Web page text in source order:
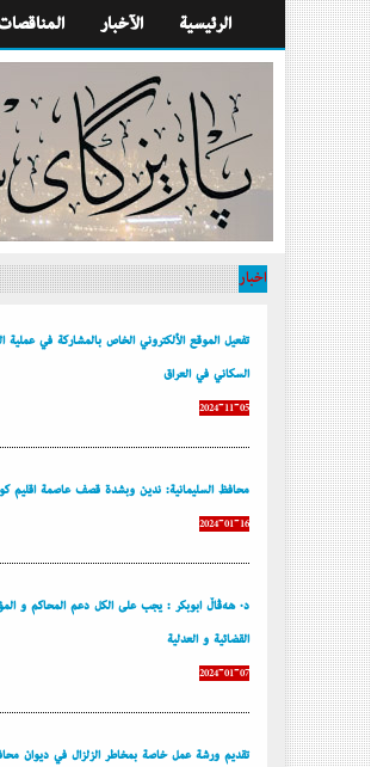
الآخبار الرئيسية
أخبار
تفعيل الموقع الألكتروني الخاص بالمشاركة في عملية
السكاني في العراق
2024-11-05
محافظ السليمانية: ندين وبشدة قصف عاصمة إقليم
2024-01-16
د. هەڤاڵ أبوبكر : يجب على الكل دعم المحاكم و
القضائية و العدلية
2024-01-07
تقديم ورشة عمل خاصة بمخاطر الزلزال في ديوان